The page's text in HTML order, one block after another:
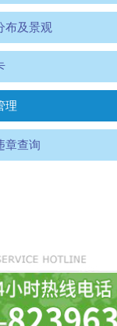
布及景观
理
章查询